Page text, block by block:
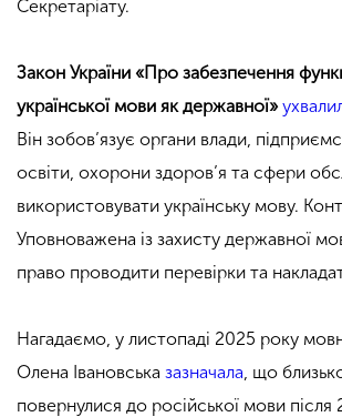
Секретаріату.
Закон України «Про забезпечення
української мови як державної»
Він зобов’язує органи влади,
освіти, охорони здоров’я та сфери
використовувати українську мову.
Уповноважена із захисту державної
право проводити перевірки та
Нагадаємо, у листопаді 2025 року
Олена Івановська зазначала, що
повернулися до російської мови після